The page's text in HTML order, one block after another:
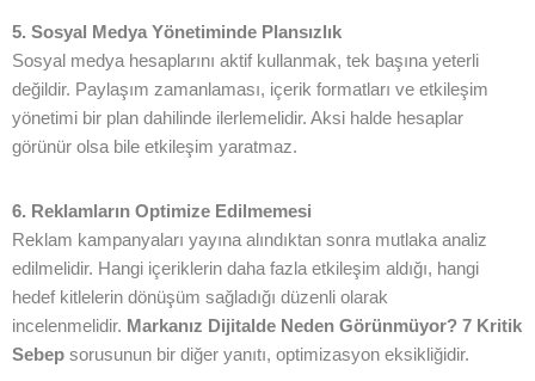
Anasayfa
Portföy
5. Sosyal Medya Yönetiminde Plansızlık
Sosyal medya hesaplarını aktif kullanmak, tek başına yeterli
değildir. Paylaşım zamanlaması, içerik formatları ve etkileşim
yönetimi bir plan dahilinde ilerlemelidir. Aksi halde hesaplar
görünür olsa bile etkileşim yaratmaz.
6. Reklamların Optimize Edilmemesi
Reklam kampanyaları yayına alındıktan sonra mutlaka analiz
edilmelidir. Hangi içeriklerin daha fazla etkileşim aldığı, hangi
hedef kitlelerin dönüşüm sağladığı düzenli olarak
incelenmelidir. Markanız Dijitalde Neden Görünmüyor? 7 Kritik
Sebep sorusunun bir diğer yanıtı, optimizasyon eksikliğidir.